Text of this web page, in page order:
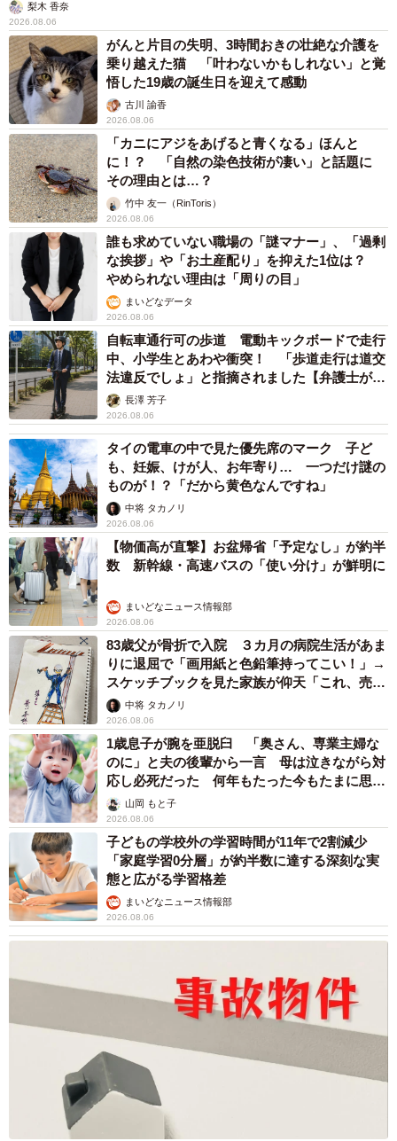
梨木 香奈
2026.08.06
がんと片目の失明、3時間おきの壮絶な介護を
乗り越えた猫 「叶わないかもしれない」と覚
悟した19歳の誕生日を迎えて感動
古川 諭香
2026.08.06
「カニにアジをあげると青くなる」ほんと
に！？ 「自然の染色技術が凄い」と話題に
その理由とは…？
竹中 友一（RinToris）
2026.08.06
誰も求めていない職場の「謎マナー」、「過剰
な挨拶」や「お土産配り」を抑えた1位は？
やめられない理由は「周りの目」
まいどなデータ
2026.08.06
自転車通行可の歩道 電動キックボードで走行
中、小学生とあわや衝突！ 「歩道走行は道交
法違反でしょ」と指摘されました【弁護士が解
説】長澤 芳子
2026.08.06
タイの電車の中で見た優先席のマーク 子ど
も、妊娠、けが人、お年寄り… 一つだけ謎の
ものが！？「だから黄色なんですね」
中将 タカノリ
2026.08.06
【物価高が直撃】お盆帰省「予定なし」が約半
数 新幹線・高速バスの「使い分け」が鮮明に
まいどなニュース情報部
2026.08.06
83歳父が骨折で入院 ３カ月の病院生活があま
りに退屈で「画用紙と色鉛筆持ってこい！」→
スケッチブックを見た家族が仰天「これ、売れ
ますよ…」
中将 タカノリ
2026.08.06
1歳息子が腕を亜脱臼 「奥さん、専業主婦な
のに」と夫の後輩から一言 母は泣きながら対
応し必死だった 何年もたった今もたまに思い
出し…山岡 もと子
2026.08.06
子どもの学校外の学習時間が11年で2割減少
「家庭学習0分層」が約半数に達する深刻な実
態と広がる学習格差
まいどなニュース情報部
2026.08.06